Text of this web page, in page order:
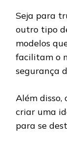
Seja para
outro tipo
modelos
facilitam o
segurança
Além disso,
criar uma
para se